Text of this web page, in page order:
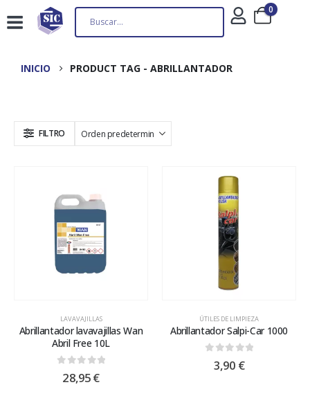
0
INICIO PRODUCT TAG - ABRILLANTADOR
FILTRO
LAVAVAJILLAS
Abrillantador lavavajillas Wan
Abril Free 10L
out of 5
28,95€
ÚTILES DE LIMPIEZA
Abrillantador Salpi-Car 1000
out of 5
3,90 €